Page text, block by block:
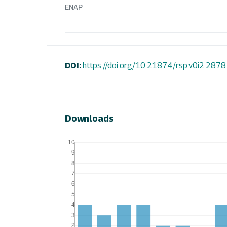
ENAP
DOI:https://doi.org/10.21874/rsp.v0i2.2878
Downloads